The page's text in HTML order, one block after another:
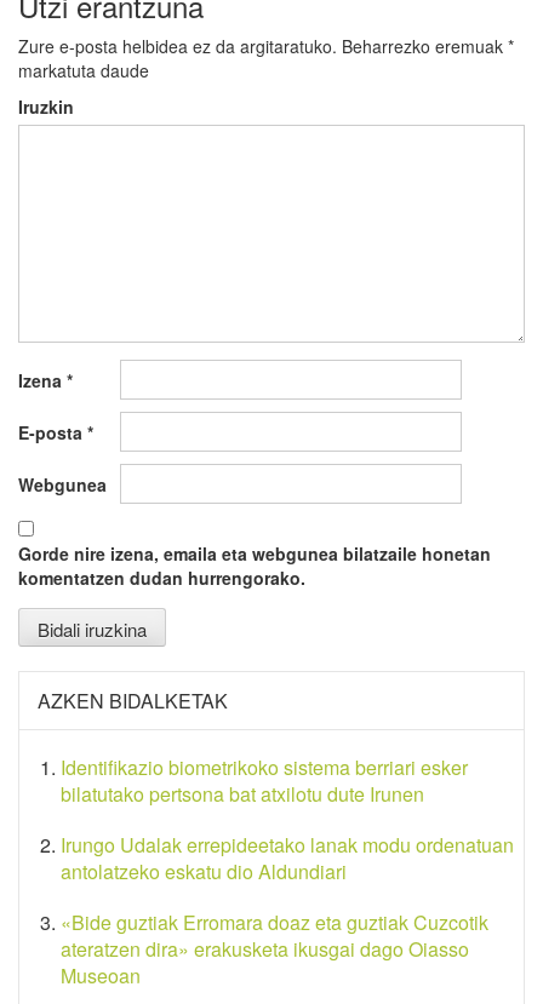
Zure e-posta helbidea ez da argitaratuko. Beharrezko eremuak *
markatuta daude
Iruzkin
Izena *
E-posta *
Webgunea
Gorde nire izena, emaila eta webgunea bilatzaile honetan
komentatzen dudan hurrengorako.
AZKEN BIDALKETAK
Identifikazio biometrikoko sistema berriari esker
bilatutako pertsona bat atxilotu dute Irunen
Irungo Udalak errepideetako lanak modu ordenatuan
antolatzeko eskatu dio Aldundiari
«Bide guztiak Erromara doaz eta guztiak Cuzcotik
ateratzen dira» erakusketa ikusgai dago Oiasso
Museoan